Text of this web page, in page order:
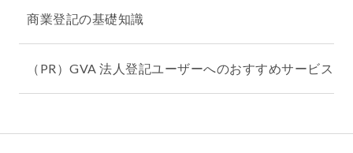
商業登記の基礎知識
（PR）GVA 法人登記ユーザーへのおすすめサービス